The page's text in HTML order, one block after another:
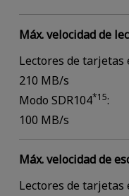
Máx. velocidad de
Lectores de tarjetas
210 MB/s
Modo SDR104*15:
100 MB/s
Máx. velocidad de
Lectores de tarjetas